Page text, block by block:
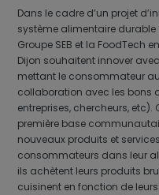
Dans le cadre d’un projet
système alimentaire
Groupe SEB et la FoodTech
Dijon souhaitent innover
mettant le consommateur
collaboration avec les bons
entreprises, chercheurs,
première base
nouveaux produits et
consommateurs dans leur
ils achètent leurs produits
cuisinent en fonction de